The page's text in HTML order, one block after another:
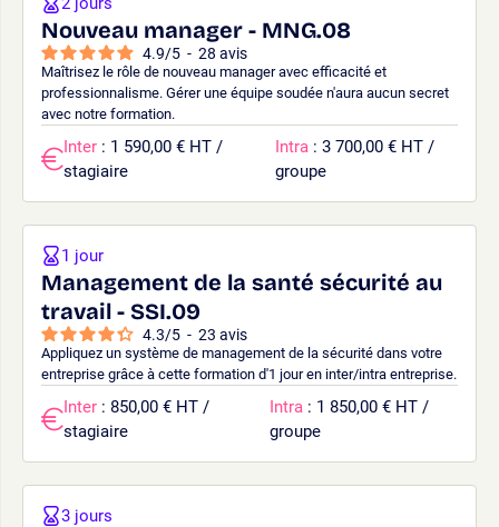
Nouveau manager - MNG.08
4.9/5 - 28 avis
Maîtrisez le rôle de nouveau manager avec efficacité et
professionnalisme. Gérer une équipe soudée n'aura aucun secret
avec notre formation.
Inter : 1 590,00 € HT /
stagiaire
Intra : 3 700,00 € HT /
groupe
Management de la santé sécurité au
travail - SSI.09
4.3/5 - 23 avis
Appliquez un système de management de la sécurité dans votre
entreprise grâce à cette formation d'1 jour en inter/intra entreprise.
1 jour
Inter : 850,00 € HT /
stagiaire
Intra : 1 850,00 € HT /
groupe
3 jours